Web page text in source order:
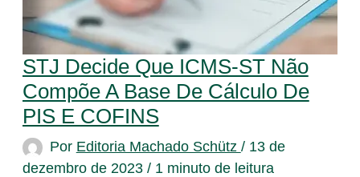
STJ Decide Que ICMS-ST Não
Compõe A Base De Cálculo De
PIS E COFINS
Por Editoria Machado Schütz / 13 de
dezembro de 2023 / 1 minuto de leitura